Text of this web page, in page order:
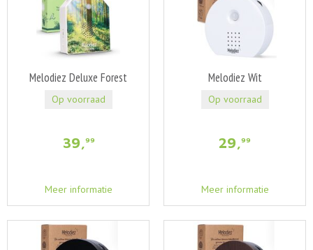
Melodiez Deluxe Forest
39,99
Meer informatie
Op voorraad
Melodiez Wit
29,99
Meer informatie
Op voorraad